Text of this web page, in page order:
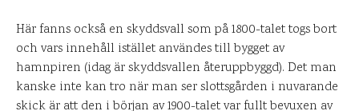
Här fanns också en skyddsvall som på 1800-talet togs bort
och vars innehåll istället användes till bygget av
hamnpiren (idag är skyddsvallen återuppbyggd). Det man
kanske inte kan tro när man ser slottsgården i nuvarande
skick är att den i början av 1900-talet var fullt bevuxen av